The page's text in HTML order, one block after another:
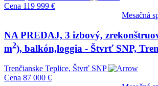
Cena 119 999 €
Mesačná
NA PREDAJ, 3 izbový,
m2), balkón,loggia - Štvrť SNP,
Trenčianske Teplice, Štvrť SNP
Cena 87 000 €